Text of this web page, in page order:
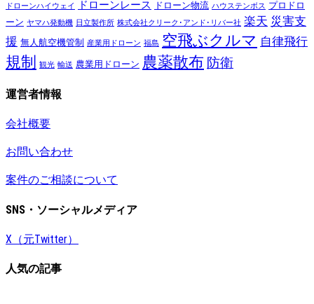
ドローンハイウェイ ドローンレース ドローン物流 ハウステンボス プロドロ
ーン ヤマハ発動機 日立製作所 株式会社クリーク･アンド･リバー社 楽天 災害支
援 無人航空機管制 産業用ドローン 福島 空飛ぶクルマ 自律飛行
規制 観光 輸送 農業用ドローン 農薬散布 防衛
運営者情報
会社概要
お問い合わせ
案件のご相談について
SNS・ソーシャルメディア
X（元Twitter）
人気の記事